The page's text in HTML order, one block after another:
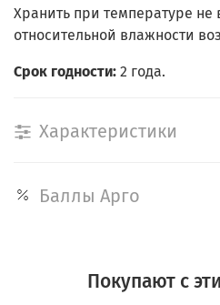
Хранить при температуре не
относительной влажности
Срок годности: 2 года.
Характеристики
Баллы Арго
Покупают с